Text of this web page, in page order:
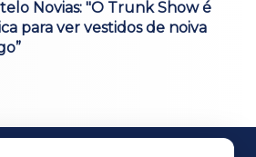
Novias: "O Trunk Show é
para ver vestidos de noiva